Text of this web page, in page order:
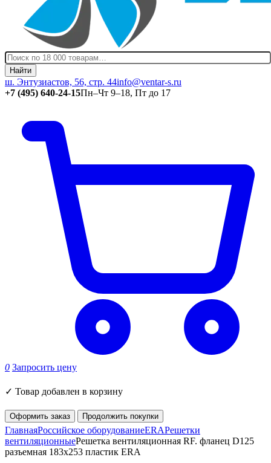
Найти
ш. Энтузиастов, 56, стр. 44info@ventar-s.ru
+7 (495) 640-24-15Пн–Чт 9–18, Пт до 17
0 Запросить цену
✓ Товар добавлен в корзину
Оформить заказ Продолжить покупки
ГлавнаяРоссийское оборудованиеERAРешетки
вентиляционныеРешетка вентиляционная RF. фланец D125
разъемная 183х253 пластик ERA